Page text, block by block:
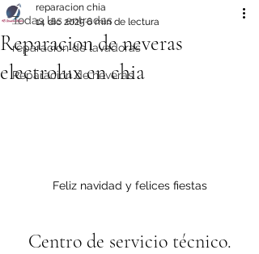
Todas las entradas
reparacion de lavadoras
Reparación de neveras
Reparacion de neveras
electrolux en chia
reparacion chia
14 dic 20256 min de lectura
Feliz navidad y felices fiestas
Centro de servicio técnico.